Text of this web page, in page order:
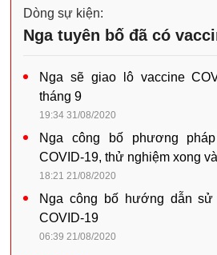
Dòng sự kiện:
Nga tuyên bố đã có
Nga sẽ giao lô vaccine
tháng 9
19:34 31/08/2020
Nga công bố phương
COVID-19, thử nghiệm xong
18:21 21/08/2020
Nga công bố hướng dẫn sử
COVID-19
06:39 21/08/2020